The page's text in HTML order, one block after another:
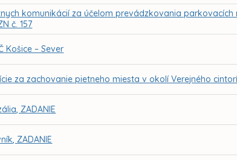
komunikácií za účelom prevádzkovania parkovacích
č. 157
Košice – Sever
za zachovanie pietneho miesta v okolí Verejného
ZADANIE
ZADANIE